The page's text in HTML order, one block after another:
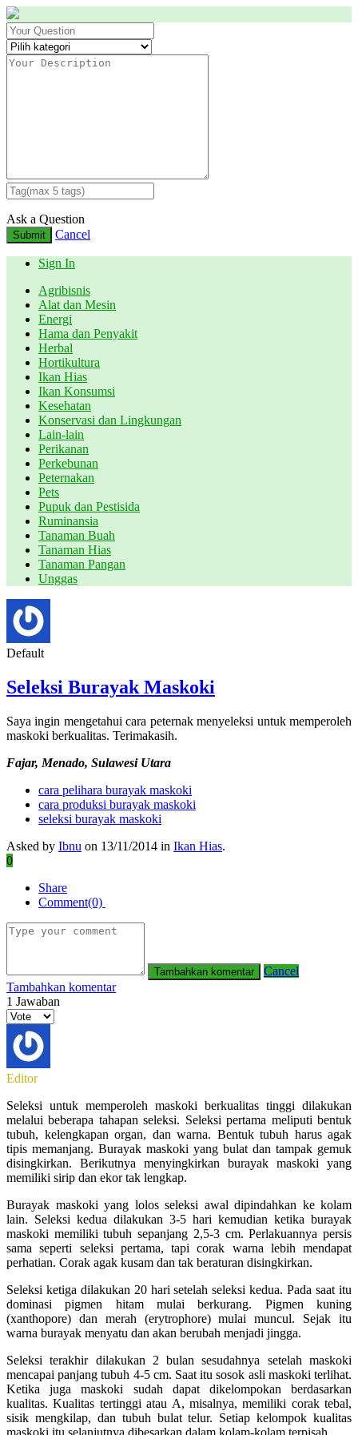
Ask a Question
Submit Cancel
Sign In
Agribisnis
Alat dan Mesin
Energi
Hama dan Penyakit
Herbal
Hortikultura
Ikan Hias
Ikan Konsumsi
Kesehatan
Konservasi dan Lingkungan
Lain-lain
Perikanan
Perkebunan
Peternakan
Pets
Pupuk dan Pestisida
Ruminansia
Tanaman Buah
Tanaman Hias
Tanaman Pangan
Unggas
Default
Seleksi Burayak Maskoki
Saya ingin mengetahui cara peternak menyeleksi untuk memperoleh
maskoki berkualitas. Terimakasih.
Fajar, Menado, Sulawesi Utara
cara pelihara burayak maskoki
cara produksi burayak maskoki
seleksi burayak maskoki
Asked by Ibnu on 13/11/2014 in Ikan Hias.
0
Share
Comment(0)
Cancel
Tambahkan komentar
1 Jawaban
Editor
Seleksi untuk memperoleh maskoki berkualitas tinggi dilakukan
melalui beberapa tahapan seleksi. Seleksi pertama meliputi bentuk
tubuh, kelengkapan organ, dan warna. Bentuk tubuh harus agak
tipis memanjang. Burayak maskoki yang bulat dan tampak gemuk
disingkirkan. Berikutnya menyingkirkan burayak maskoki yang
memiliki sirip dan ekor tak lengkap.
Burayak maskoki yang lolos seleksi awal dipindahkan ke kolam
lain. Seleksi kedua dilakukan 3-5 hari kemudian ketika burayak
maskoki memiliki tubuh sepanjang 2,5-3 cm. Perlakuannya persis
sama seperti seleksi pertama, tapi corak warna lebih mendapat
perhatian. Corak agak kusam dan tak beraturan disingkirkan.
Seleksi ketiga dilakukan 20 hari setelah seleksi kedua. Pada saat itu
dominasi pigmen hitam mulai berkurang. Pigmen kuning
(xanthopore) dan merah (erytrophore) mulai muncul. Sejak itu
warna burayak menyatu dan akan berubah menjadi jingga.
Seleksi terakhir dilakukan 2 bulan sesudahnya setelah maskoki
mencapai panjang tubuh 4-5 cm. Saat itu sosok asli maskoki terlihat.
Ketika juga maskoki sudah dapat dikelompokan berdasarkan
kualitas. Kualitas tertinggi atau A, misalnya, memiliki corak tebal,
sisik mengkilap, dan tubuh bulat telur. Setiap kelompok kualitas
maskoki itu selanjutnya dibesarkan dalam kolam-kolam terpisah.